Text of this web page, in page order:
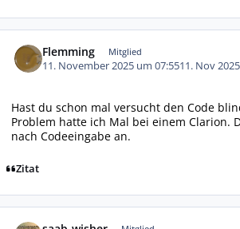
Flemming Mitglied
11. November 2025 um 07:5511. Nov 2025
Hast du schon mal versucht den Code
Problem hatte ich Mal bei einem Clarion.
nach Codeeingabe an.
Zitat